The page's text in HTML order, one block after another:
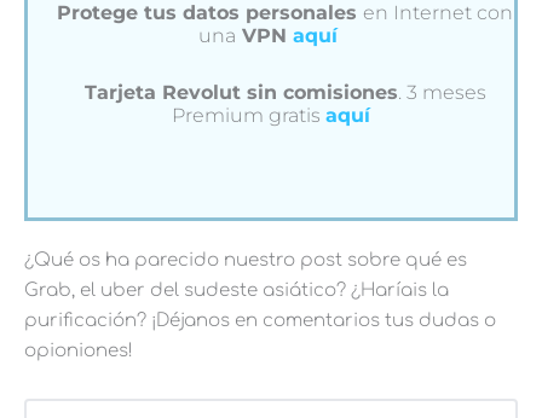
Protege tus datos personales en Internet con
una VPN aquí
Tarjeta Revolut sin comisiones. 3 meses
Premium gratis aquí
¿Qué os ha parecido nuestro post sobre qué es
Grab, el uber del sudeste asiático? ¿Haríais la
purificación? ¡Déjanos en comentarios tus dudas o
opioniones!